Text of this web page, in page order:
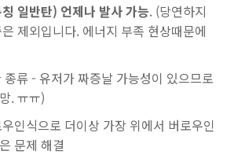
일반탄) 언제나 발사 가능. (당연하지
제외입니다. 에너지 부족 현상때문에
종류 - 유저가 짜증날 가능성이 있으므로
. ㅠㅠ)
인식으로 더이상 가장 위에서 버로우인
문제 해결